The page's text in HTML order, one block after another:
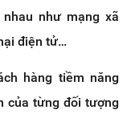
như mạng xã
điện tử…
hàng tiềm năng
của từng đối tượng